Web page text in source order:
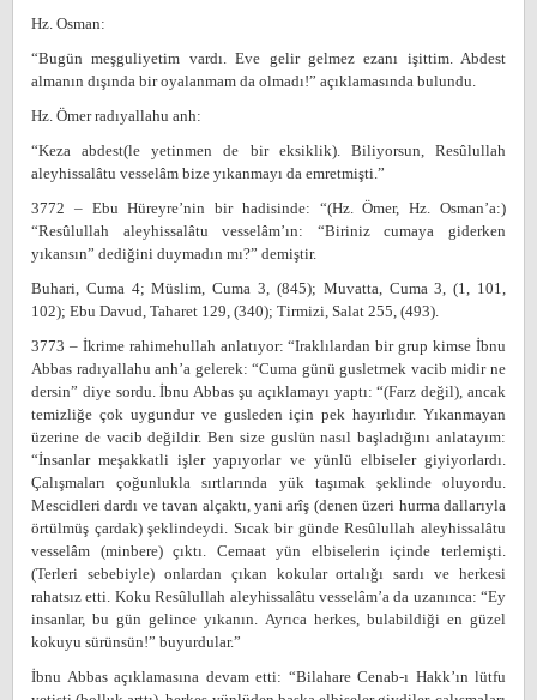
Hz. Osman:
“Bugün meşguliyetim vardı. Eve gelir gelmez ezanı işittim. Abdest
almanın dışında bir oyalanmam da olmadı!” açıklamasında bulundu.
Hz. Ömer radıyallahu anh:
“Keza abdest(le yetinmen de bir eksiklik). Biliyorsun, Resûlullah
aleyhissalâtu vesselâm bize yıkanmayı da emretmişti.”
3772 – Ebu Hüreyre’nin bir hadisinde: “(Hz. Ömer, Hz. Osman’a:)
“Resûlullah aleyhissalâtu vesselâm’ın: “Biriniz cumaya giderken
yıkansın” dediğini duymadın mı?” demiştir.
Buhari, Cuma 4; Müslim, Cuma 3, (845); Muvatta, Cuma 3, (1, 101,
102); Ebu Davud, Taharet 129, (340); Tirmizi, Salat 255, (493).
3773 – İkrime rahimehullah anlatıyor: “Iraklılardan bir grup kimse İbnu
Abbas radıyallahu anh’a gelerek: “Cuma günü gusletmek vacib midir ne
dersin” diye sordu. İbnu Abbas şu açıklamayı yaptı: “(Farz değil), ancak
temizliğe çok uygundur ve gusleden için pek hayırlıdır. Yıkanmayan
üzerine de vacib değildir. Ben size guslün nasıl başladığını anlatayım:
“İnsanlar meşakkatli işler yapıyorlar ve yünlü elbiseler giyiyorlardı.
Çalışmaları çoğunlukla sırtlarında yük taşımak şeklinde oluyordu.
Mescidleri dardı ve tavan alçaktı, yani arîş (denen üzeri hurma dallarıyla
örtülmüş çardak) şeklindeydi. Sıcak bir günde Resûlullah aleyhissalâtu
vesselâm (minbere) çıktı. Cemaat yün elbiselerin içinde terlemişti.
(Terleri sebebiyle) onlardan çıkan kokular ortalığı sardı ve herkesi
rahatsız etti. Koku Resûlullah aleyhissalâtu vesselâm’a da uzanınca: “Ey
insanlar, bu gün gelince yıkanın. Ayrıca herkes, bulabildiği en güzel
kokuyu sürünsün!” buyurdular.”
İbnu Abbas açıklamasına devam etti: “Bilahare Cenab-ı Hakk’ın lütfu